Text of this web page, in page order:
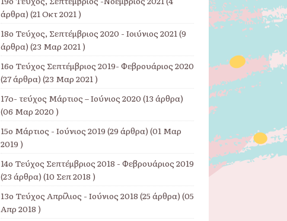
άρθρα) (21 Οκτ 2021 )
18ο Τεύχος, Σεπτέμβριος 2020 - Ιοιύνιος 2021 (9
άρθρα) (23 Μαρ 2021 )
16ο Τεύχος Σεπτέμβριος 2019- Φεβρουάριος 2020
(27 άρθρα) (23 Μαρ 2021 )
17o- τεύχος Μάρτιος – Ιούνιος 2020 (13 άρθρα)
(06 Μαρ 2020 )
15ο Μάρτιος - Ιούνιος 2019 (29 άρθρα) (01 Μαρ
2019 )
14ο Τεύχος Σεπτέμβριος 2018 - Φεβρουάριος 2019
(23 άρθρα) (10 Σεπ 2018 )
13ο Τεύχος Απρίλιος - Ιούνιος 2018 (25 άρθρα) (05
Απρ 2018 )